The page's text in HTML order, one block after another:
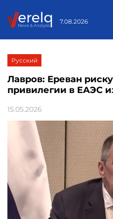
7.08.2026
Русский
Лавров: Ереван
привилегии в ЕАЭС
15.05.2026